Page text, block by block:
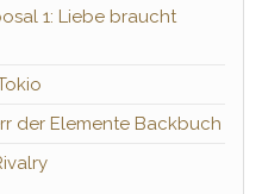
1: Liebe braucht
der Elemente Backbuch